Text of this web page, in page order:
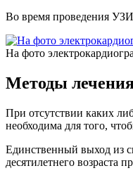
Во время проведения УЗИ
На фото
Методы
При отсутствии каких
необходима для того,
Единственный выход из
десятилетнего возраста